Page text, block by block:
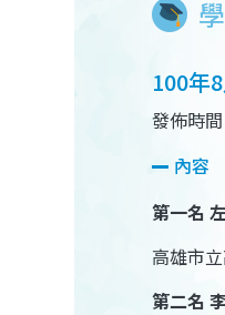
100年
發佈時
內容
第一名
高雄市
第二名